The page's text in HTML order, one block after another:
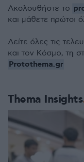
Thema Insights
Ακολουθήστε το
και μάθετε πρώτοι
Δείτε όλες τις
και τον Κόσμο, τη
Protothema.gr